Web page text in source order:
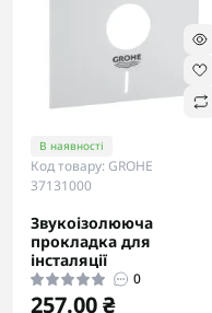
В наявності
Код товару: GROHE
37131000
Звукоізолююча
прокладка для
інсталяції
0
257.00 ₴